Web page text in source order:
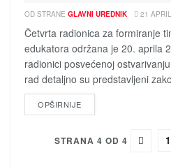
OD STRANE GLAVNI UREDNIK 21
Četvrta radionica za formiranje
edukatora održana je 20. aprila
radionici posvećenoj
rad detaljno su predstavljeni
OPŠIRNIJEDETAILS
STRANA 4 OD 4 1